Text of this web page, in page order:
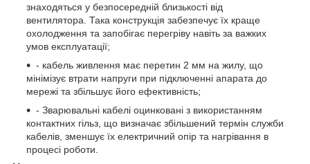
знаходяться у безпосередній близькості від
вентилятора. Така конструкція забезпечує їх краще
охолодження та запобігає перегріву навіть за важких
умов експлуатації;
- кабель живлення має перетин 2 мм на жилу, що
мінімізує втрати напруги при підключенні апарата до
мережі та збільшує його ефективність;
- Зварювальні кабелі оцинковані з використанням
контактних гільз, що визначає збільшений термін служби
кабелів, зменшує їх електричний опір та нагрівання в
процесі роботи.